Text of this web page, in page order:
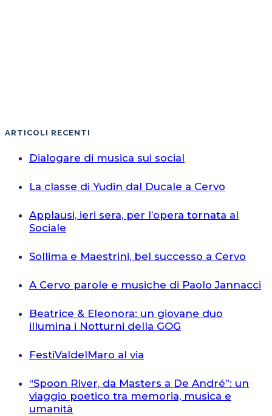
ARTICOLI RECENTI
Dialogare di musica sui social
La classe di Yudin dal Ducale a Cervo
Applausi, ieri sera, per l’opera tornata al
Sociale
Sollima e Maestrini, bel successo a Cervo
A Cervo parole e musiche di Paolo Jannacci
Beatrice & Eleonora: un giovane duo
illumina i Notturni della GOG
FestiValdelMaro al via
“Spoon River, da Masters a De André”: un
viaggio poetico tra memoria, musica e
umanità